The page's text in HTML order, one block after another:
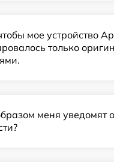
мое устройство
только
меня уведомят о